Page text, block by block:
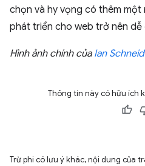
chọn và hy vọng có thêm
phát triển cho web trở nên dễ
Hình ảnh chính của Ian
Thông tin này có hữu ích
Trừ phi có lưu ý khác, nội dung của